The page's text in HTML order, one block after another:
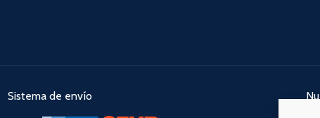
Sistema de envío